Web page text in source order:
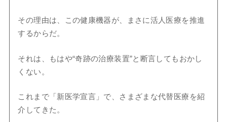
その理由は、この健康機器が、まさに活人医療を推進
するからだ。
それは、もはや“奇跡の治療装置”と断言してもおかし
くない。
これまで「新医学宣言」で、さまざまな代替医療を紹
介してきた。